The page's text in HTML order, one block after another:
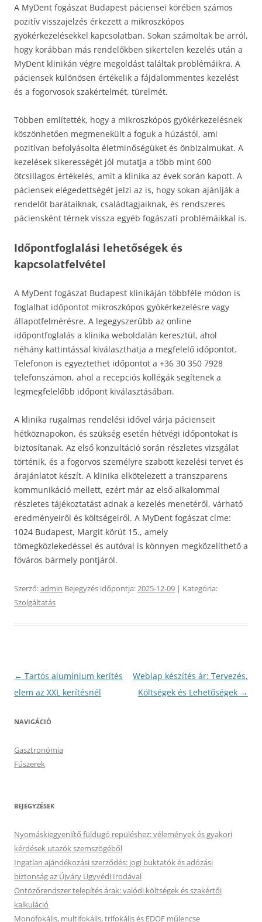
A MyDent fogászat Budapest páciensei körében számos
pozitív visszajelzés érkezett a mikroszkópos
gyökérkezelésekkel kapcsolatban. Sokan számoltak be arról,
hogy korábban más rendelőkben sikertelen kezelés után a
MyDent klinikán végre megoldást találtak problémáikra. A
páciensek különösen értékelik a fájdalommentes kezelést
és a fogorvosok szakértelmét, türelmét.
Többen említették, hogy a mikroszkópos gyökérkezelésnek
köszönhetően megmenekült a foguk a húzástól, ami
pozitívan befolyásolta életminőségüket és önbizalmukat. A
kezelések sikerességét jól mutatja a több mint 600
ötcsillagos értékelés, amit a klinika az évek során kapott. A
páciensek elégedettségét jelzi az is, hogy sokan ajánlják a
rendelőt barátaiknak, családtagjaiknak, és rendszeres
páciensként térnek vissza egyéb fogászati problémáikkal is.
Időpontfoglalási lehetőségek és
kapcsolatfelvétel
A MyDent fogászat Budapest klinikáján többféle módon is
foglalhat időpontot mikroszkópos gyökérkezelésre vagy
állapotfelmérésre. A legegyszerűbb az online
időpontfoglalás a klinika weboldalán keresztül, ahol
néhány kattintással kiválaszthatja a megfelelő időpontot.
Telefonon is egyeztethet időpontot a +36 30 350 7928
telefonszámon, ahol a recepciós kollégák segítenek a
legmegfelelőbb időpont kiválasztásában.
A klinika rugalmas rendelési idővel várja pácienseit
hétköznapokon, és szükség esetén hétvégi időpontokat is
biztosítanak. Az első konzultáció során részletes vizsgálat
történik, és a fogorvos személyre szabott kezelési tervet és
árajánlatot készít. A klinika elkötelezett a transzparens
kommunikáció mellett, ezért már az első alkalommal
részletes tájékoztatást adnak a kezelés menetéről, várható
eredményeiről és költségeiről. A MyDent fogászat címe:
1024 Budapest, Margit körút 15., amely
tömegközlekedéssel és autóval is könnyen megközelíthető a
főváros bármely pontjáról.
Szerző:admin Bejegyzés időpontja:2025-12-09 | Kategória:
Szolgáltatás
Bejegyzés
navigáció
← Tartós alumínium kerítés
elem az XXL kerítésnél
Weblap készítés ár: Tervezés,
Költségek és Lehetőségek →
NAVIGÁCIÓ
Gasztronómia
Fűszerek
BEJEGYZÉSEK
Nyomáskiegyenlítő füldugó repüléshez: vélemények és gyakori
kérdések utazók szemszögéből
Ingatlan ajándékozási szerződés: jogi buktatók és adózási
biztonság az Újváry Ügyvédi Irodával
Öntözőrendszer telepítés árak: valódi költségek és szakértői
kalkuláció
Monofokális, multifokális, trifokális és EDOF műlencse